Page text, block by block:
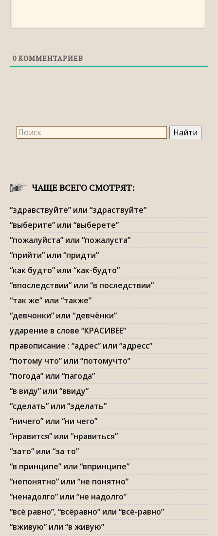
Правильное правописание: «сойдёт» или
или «мокулатура»
«цырк»
0 КОММЕНТАРИЕВ
ЧАЩЕ ВСЕГО СМОТРЯТ:
“здравствуйте” или “здраствуйте”
“выберите” или “выберете”
“пожалуйста” или “пожалуста”
“прийти” или “придти”
“как будто” или “как-будто”
“впоследствии” или “в последствии”
“так же” или “также”
“девчонки” или “девчёнки”
ударение в слове “КРАСИВЕЕ”
правописание : “адрес” или “адресс”
“потому что” или “потомучто”
“погода” или “пагода”
“в виду” или “ввиду”
“сделать” или “зделать”
“ничего” или “ни чего”
“нравится” или “нравиться”
“зато” или “за то”
“в принципе” или “впринципе”
“непонятно” или “не понятно”
“ненадолго” или “не надолго”
“всё равно”, “всёравно” или “всё-равно”
“вживую” или “в живую”